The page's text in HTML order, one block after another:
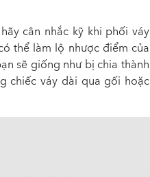
cân nhắc kỹ khi phối váy
thể làm lộ nhược điểm của
sẽ giống như bị chia thành
chiếc váy dài qua gối hoặc